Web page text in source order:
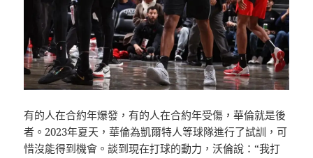
有的人在合約年爆發，有的人在合約年受傷，華倫就是後
者。2023年夏天，華倫為凱爾特人等球隊進行了試訓，可
惜沒能得到機會。談到現在打球的動力，沃倫說：“我打